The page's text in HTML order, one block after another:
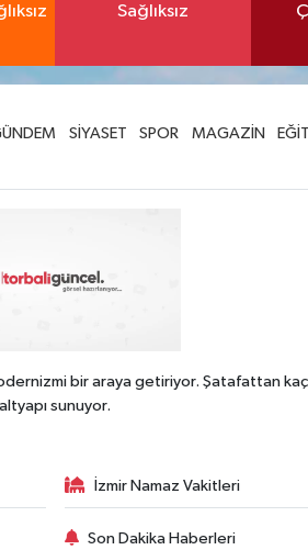
Sağlıksız
SİYASET SPOR MAGAZİN
bir araya getiriyor. Şatafattan
altyapı sunuyor.
İzmir Namaz Vakitleri
Son Dakika Haberleri